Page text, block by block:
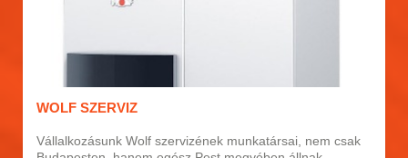
WOLF SZERVIZ
Vállalkozásunk Wolf szervizének munkatársai, nem csak